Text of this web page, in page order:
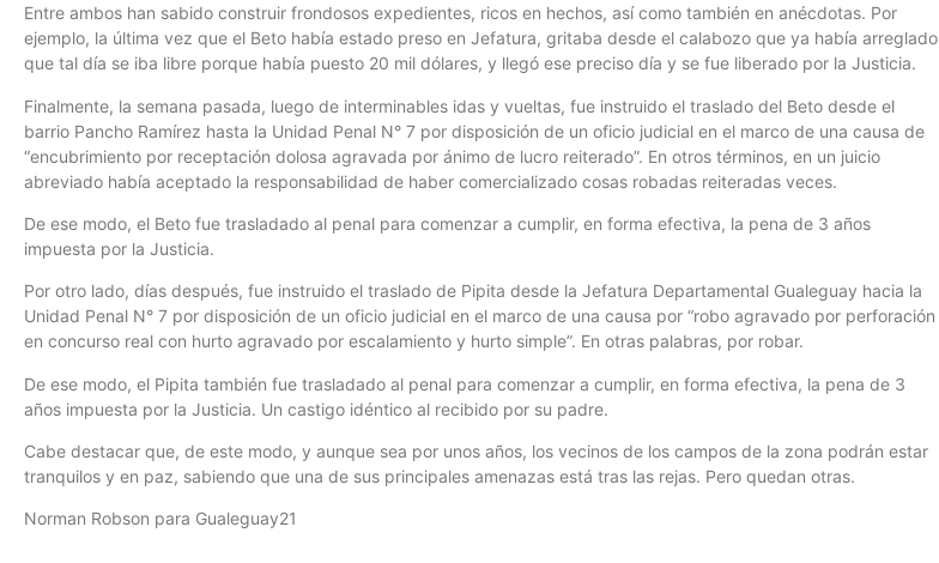
Entre ambos han sabido construir frondosos expedientes, ricos en hechos, así como también en anécdotas. Por
ejemplo, la última vez que el Beto había estado preso en Jefatura, gritaba desde el calabozo que ya había arreglado
que tal día se iba libre porque había puesto 20 mil dólares, y llegó ese preciso día y se fue liberado por la Justicia.
Finalmente, la semana pasada, luego de interminables idas y vueltas, fue instruido el traslado del Beto desde el
barrio Pancho Ramírez hasta la Unidad Penal N° 7 por disposición de un oficio judicial en el marco de una causa de
“encubrimiento por receptación dolosa agravada por ánimo de lucro reiterado”. En otros términos, en un juicio
abreviado había aceptado la responsabilidad de haber comercializado cosas robadas reiteradas veces.
De ese modo, el Beto fue trasladado al penal para comenzar a cumplir, en forma efectiva, la pena de 3 años
impuesta por la Justicia.
Por otro lado, días después, fue instruido el traslado de Pipita desde la Jefatura Departamental Gualeguay hacia la
Unidad Penal N° 7 por disposición de un oficio judicial en el marco de una causa por “robo agravado por perforación
en concurso real con hurto agravado por escalamiento y hurto simple”. En otras palabras, por robar.
De ese modo, el Pipita también fue trasladado al penal para comenzar a cumplir, en forma efectiva, la pena de 3
años impuesta por la Justicia. Un castigo idéntico al recibido por su padre.
Cabe destacar que, de este modo, y aunque sea por unos años, los vecinos de los campos de la zona podrán estar
tranquilos y en paz, sabiendo que una de sus principales amenazas está tras las rejas. Pero quedan otras.
Norman Robson para Gualeguay21